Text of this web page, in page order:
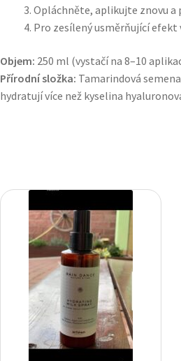
Opláchněte, aplikujte znovu a
Pro zesílený usměrňující efekt
Objem: 250 ml (vystačí na 8–10
Přírodní složka: Tamarindová
hydratují více než kyselina